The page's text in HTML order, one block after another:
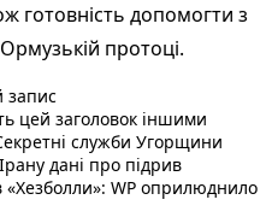
готовність допомогти з
протоці.
записНаступний пост :
цей заголовок іншими
служби Угорщини
дані про підрив
«Хезболли»: WP оприлюднило